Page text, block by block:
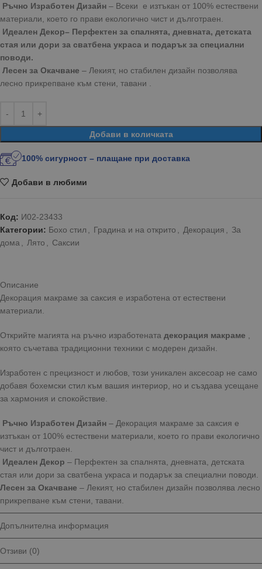
Ръчно Изработен Дизайн – Всеки е изтъкан от 100% естествени
материали, което го прави екологично чист и дълготраен.
Идеален Декор– Перфектен за спалнята, дневната, детската
стая или дори за сватбена украса и подарък за специални
поводи.
Лесен за Окачване – Лекият, но стабилен дизайн позволява
лесно прикрепване към стени, тавани .
Добави в количката
100% сигурност – плащане при доставка
Добави в любими
Код: И02-23433
Категории: Бохо стил , Градина и на открито , Декорация , За
дома, Лято , Саксии
Описание
Декорация макраме за саксия е изработена от естествени
материали.
Открийте магията на ръчно изработената декорация макраме ,
която съчетава традиционни техники с модерен дизайн.
Изработен с прецизност и любов, този уникален аксесоар не само
добавя бохемски стил към вашия интериор, но и създава усещане
за хармония и спокойствие.
Ръчно Изработен Дизайн – Декорация макраме за саксия е
изтъкан от 100% естествени материали, което го прави екологично
чист и дълготраен.
Идеален Декор – Перфектен за спалнята, дневната, детската
стая или дори за сватбена украса и подарък за специални поводи.
Лесен за Окачване – Лекият, но стабилен дизайн позволява лесно
прикрепване към стени, тавани.
Допълнителна информация
Отзиви (0)